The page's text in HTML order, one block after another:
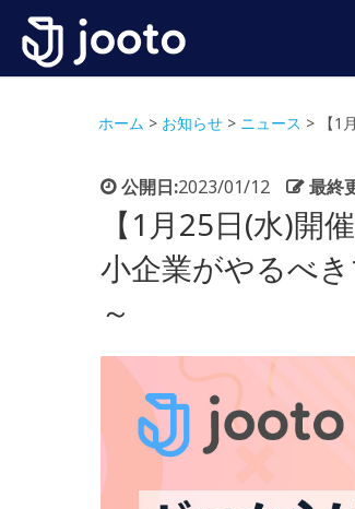
ホーム > お知らせ > ニュース > 【
公開日:2023/01/12 最終
【1月25日(水)開
小企業がやるべ
～